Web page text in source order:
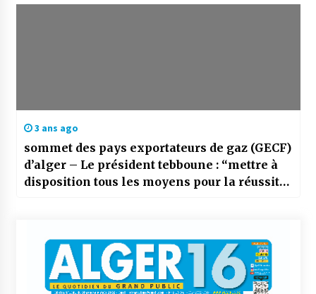
3 ans ago
sommet des pays exportateurs de gaz (GECF)
d’alger – Le président tebboune : “mettre à
disposition tous les moyens pour la réussite